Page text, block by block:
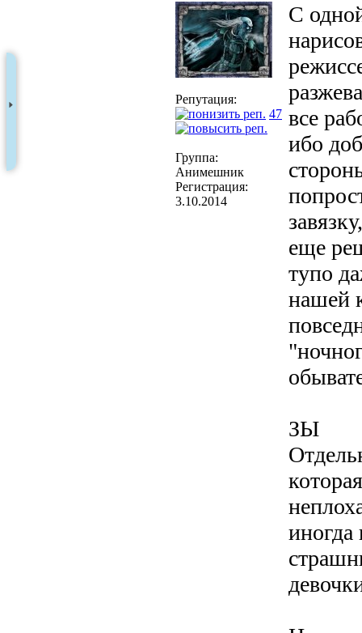
Репутация:
47
Группа:
Анимешник
Регистрация:
3.10.2014
С
все
ибо
еще
тупо
нашей
ЗЫ